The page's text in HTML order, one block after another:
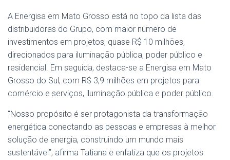
A Energisa em Mato Grosso está no topo da lista das
distribuidoras do Grupo, com maior número de
investimentos em projetos, quase R$ 10 milhões,
direcionados para iluminação pública, poder público e
residencial. Em seguida, destaca-se a Energisa em Mato
Grosso do Sul, com R$ 3,9 milhões em projetos para
comércio e serviços, iluminação pública e poder público.
“Nosso propósito é ser protagonista da transformação
energética conectando as pessoas e empresas à melhor
solução de energia, construindo um mundo mais
sustentável”, afirma Tatiana e enfatiza que os projetos